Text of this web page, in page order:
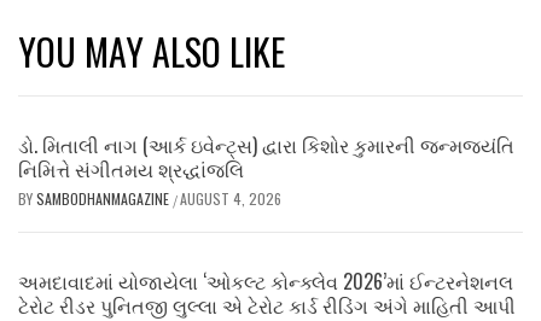
YOU MAY ALSO LIKE
ડો. મિતાલી નાગ (આર્ક ઇવેન્ટ્સ) દ્વારા કિશોર કુમારની જન્મજયંતિ
નિમિત્તે સંગીતમય શ્રદ્ધાંજલિ
BYSAMBODHANMAGAZINE /AUGUST 4, 2026
અમદાવાદમાં યોજાયેલા ‘ઓકલ્ટ કોન્ક્લેવ 2026’માં ઈન્ટરનેશનલ
ટેરોટ રીડર પુનિતજી લુલ્લા એ ટેરોટ કાર્ડ રીડિંગ અંગે માહિતી આપી